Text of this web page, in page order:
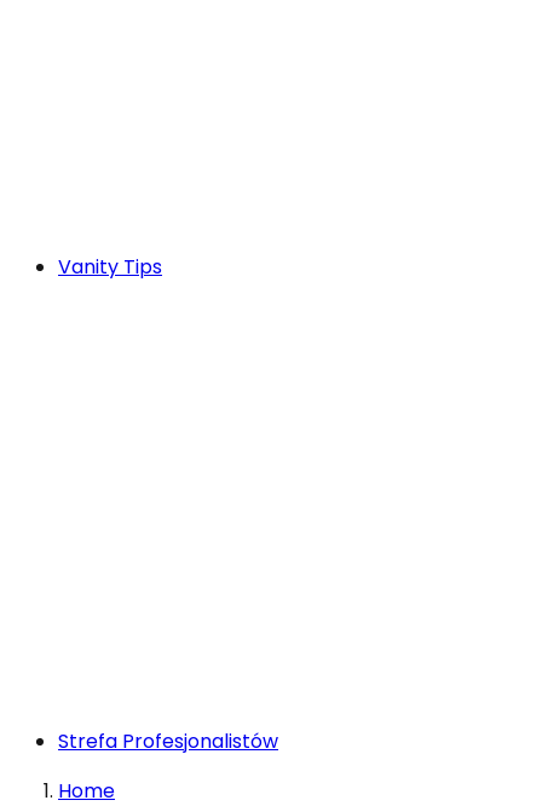
Vanity Tips
Strefa Profesjonalistów
Home